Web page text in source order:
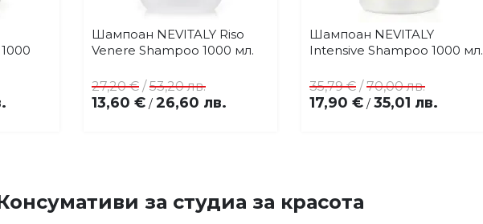
Добави
в
Купи
Шампоан NEVITALY Riso
Venere Shampoo 1000 мл.
13,60 € / 26,60 лв.
27,20 € /53,20 лв.
Добави
в
Купи
Шампоан NEVITALY
Intensive Shampoo 1000 мл.
17,90 € / 35,01 лв.
35,79 € /70,00 лв.
за студиа за красота